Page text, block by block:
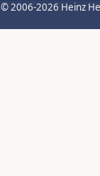
© 2006-2026 Heinz